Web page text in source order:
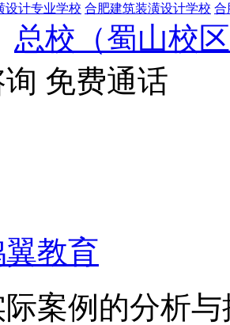
设计专业学校 合肥建筑装潢设计学校 合
总校（蜀山校
免费通话
教育
案例的分析